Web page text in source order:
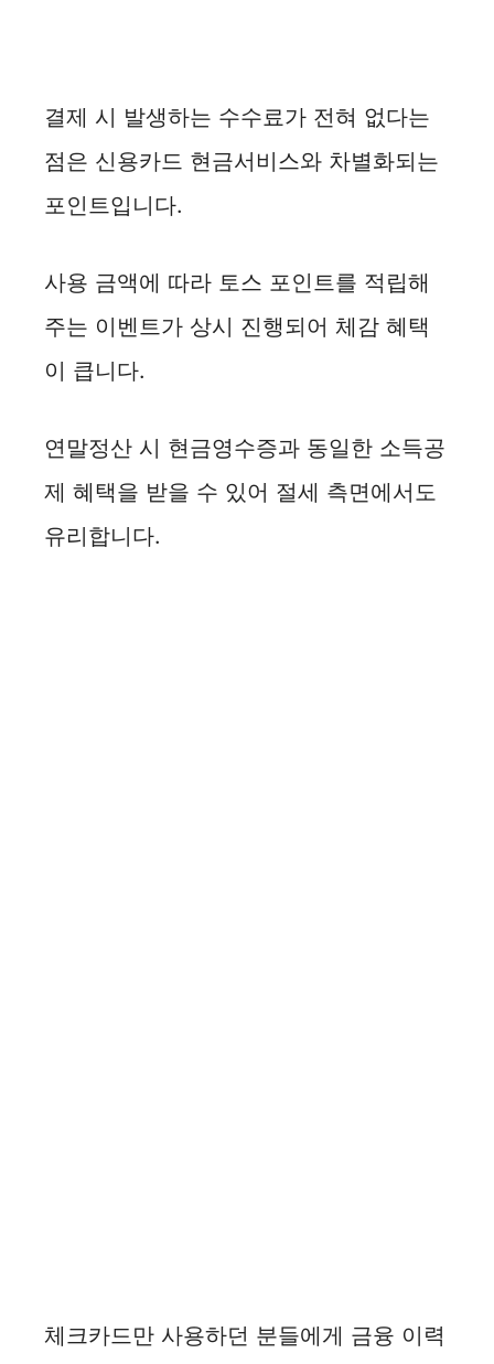
결제 시 발생하는 수수료가 전혀 없다는
점은 신용카드 현금서비스와 차별화되는
포인트입니다.
사용 금액에 따라 토스 포인트를 적립해
주는 이벤트가 상시 진행되어 체감 혜택
이 큽니다.
연말정산 시 현금영수증과 동일한 소득공
제 혜택을 받을 수 있어 절세 측면에서도
유리합니다.
체크카드만 사용하던 분들에게 금융 이력